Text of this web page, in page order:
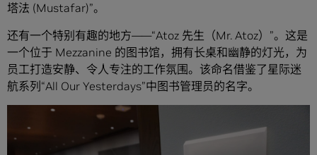
塔法 (Mustafar)”。
还有一个特别有趣的地方——“Atoz 先生（Mr. Atoz）”。这是
一个位于 Mezzanine 的图书馆，拥有长桌和幽静的灯光，为
员工打造安静、令人专注的工作氛围。该命名借鉴了星际迷
航系列“All Our Yesterdays”中图书管理员的名字。